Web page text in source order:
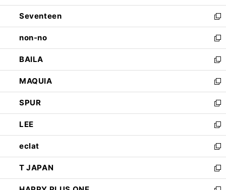
開
く
ウ
で
開
く
ン
ド
ウ
で
開
く
Seventeen
新
し
い
ウ
ィ
ン
ド
ウ
で
開
く
non-no
新
し
い
ウ
ィ
ン
ド
ウ
で
開
く
BAILA
新
し
い
ウ
ィ
ン
ド
ウ
で
開
く
MAQUIA
新
し
い
ウ
ィ
ン
ド
ウ
で
開
SPUR
新
し
い
ウ
ィ
ン
ド
ウ
LEE
新
し
い
ウ
ィ
ン
eclat
新
し
い
ウ
T JAPAN
新
し